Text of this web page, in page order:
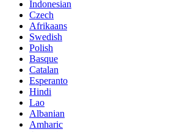
Indonesian
Czech
Afrikaans
Swedish
Polish
Basque
Catalan
Esperanto
Hindi
Lao
Albanian
Amharic